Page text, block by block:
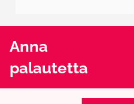
Anna
palautetta